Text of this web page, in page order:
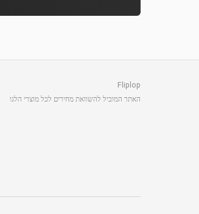
Fliplop
האתר המוביל להשוואת מחירים לכל מוצרי הלגו